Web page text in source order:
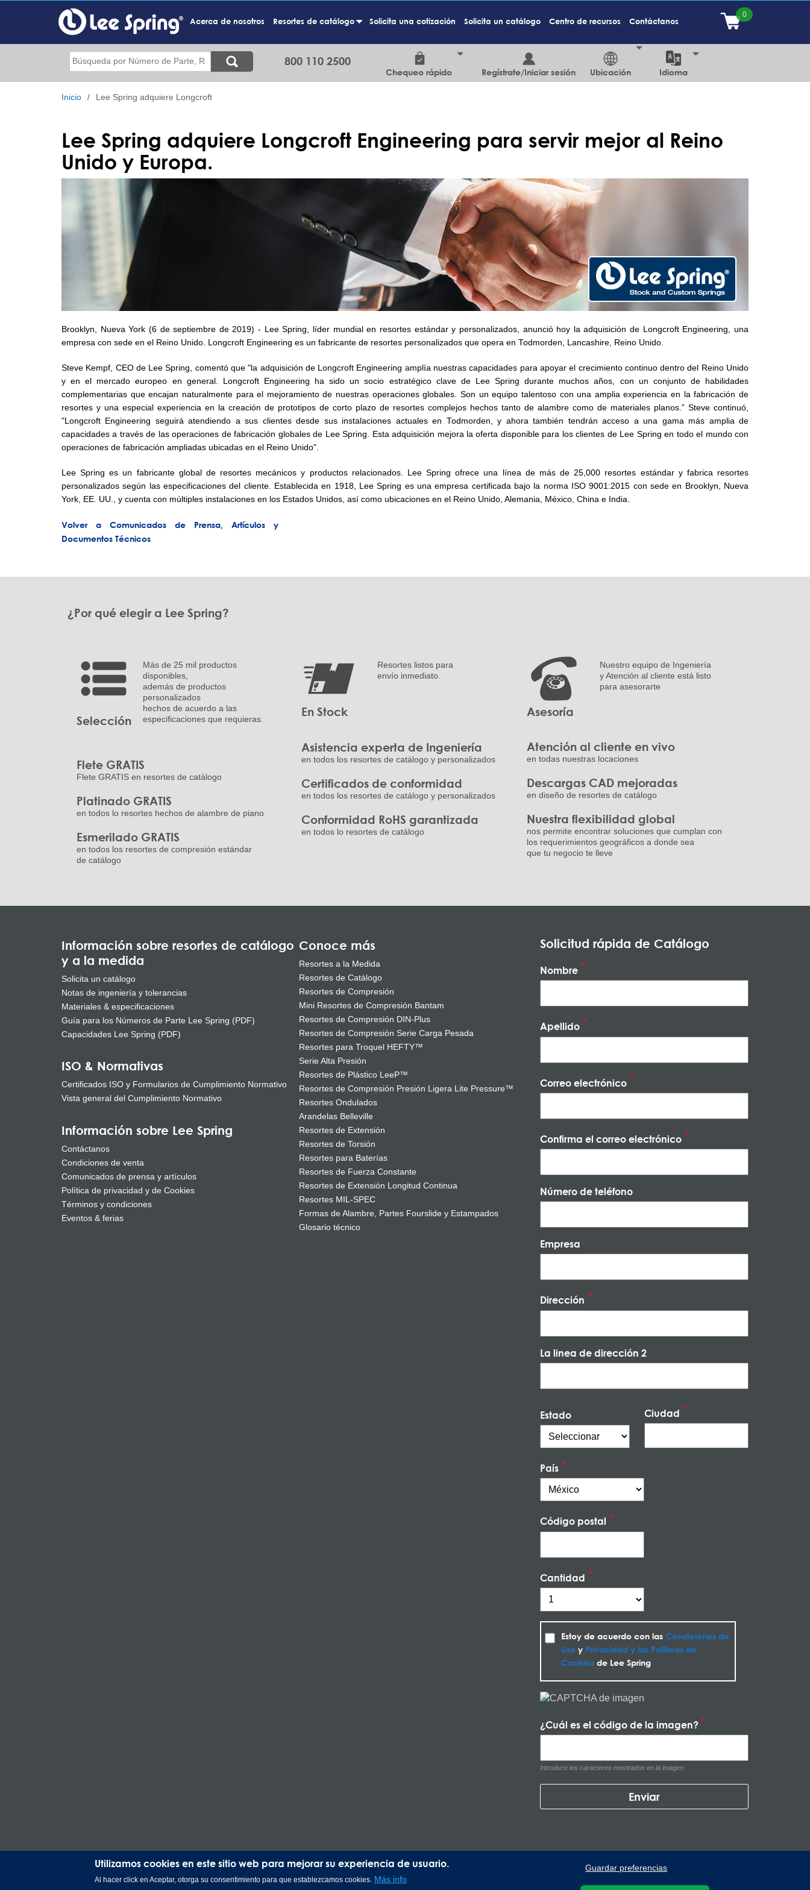
Utilizamos cookies en este sitio web para mejorar su experiencia de usuario.
Al hacer click en Aceptar, otorga su consentimiento para que establezcamos cookies. Más info
Guardar preferencias
principal
Acerca de nosotros Resortes de catálogo Solicita una cotización Solicita un catálogo Centro de recursos Contáctanos
Buscar 800 110 2500
Chequeo rápido Regístrate/Iniciar sesión Ubicación Idioma
Inicio Lee Spring adquiere Longcroft
Lee Spring adquiere Longcroft Engineering para servir mejor al Reino
Unido y Europa.
Brooklyn, Nueva York (6 de septiembre de 2019) - Lee Spring, líder mundial en resortes estándar y personalizados, anunció hoy la adquisición de Longcroft Engineering, una
empresa con sede en el Reino Unido. Longcroft Engineering es un fabricante de resortes personalizados que opera en Todmorden, Lancashire, Reino Unido.
Steve Kempf, CEO de Lee Spring, comentó que "la adquisición de Longcroft Engineering amplía nuestras capacidades para apoyar el crecimiento continuo dentro del Reino Unido
y en el mercado europeo en general. Longcroft Engineering ha sido un socio estratégico clave de Lee Spring durante muchos años, con un conjunto de habilidades
complementarias que encajan naturalmente para el mejoramiento de nuestras operaciones globales. Son un equipo talentoso con una amplia experiencia en la fabricación de
resortes y una especial experiencia en la creación de prototipos de corto plazo de resortes complejos hechos tanto de alambre como de materiales planos.” Steve continuó,
"Longcroft Engineering seguirá atendiendo a sus clientes desde sus instalaciones actuales en Todmorden, y ahora también tendrán acceso a una gama más amplia de
capacidades a través de las operaciones de fabricación globales de Lee Spring. Esta adquisición mejora la oferta disponible para los clientes de Lee Spring en todo el mundo con
operaciones de fabricación ampliadas ubicadas en el Reino Unido".
Lee Spring es un fabricante global de resortes mecánicos y productos relacionados. Lee Spring ofrece una línea de más de 25,000 resortes estándar y fabrica resortes
personalizados según las especificaciones del cliente. Establecida en 1918, Lee Spring es una empresa certificada bajo la norma ISO 9001:2015 con sede en Brooklyn, Nueva
York, EE. UU., y cuenta con múltiples instalaciones en los Estados Unidos, así como ubicaciones en el Reino Unido, Alemania, México, China e India.
Volver a Comunicados de Prensa, Artículos y
Documentos Técnicos
¿Por qué elegir a Lee Spring?
Selección
Más de 25 mil productos
disponibles,
además de productos
personalizados
hechos de acuerdo a las
especificaciones que requieras.
Flete GRATIS
Flete GRATIS en resortes de catálogo
Platinado GRATIS
en todos lo resortes hechos de alambre de piano
Esmerilado GRATIS
en todos los resortes de compresión estándar
de catálogo
En Stock
Resortes listos para
envío inmediato.
Asistencia experta de Ingeniería
en todos los resortes de catálogo y personalizados
Certificados de conformidad
en todos los resortes de catálogo y personalizados
Conformidad RoHS garantizada
en todos lo resortes de catálogo
Asesoría
Nuestro equipo de Ingeniería
y Atención al cliente está listo
para asesorarte
Atención al cliente en vivo
en todas nuestras locaciones
Descargas CAD mejoradas
en diseño de resortes de catálogo
Nuestra flexibilidad global
nos permite encontrar soluciones que cumplan con
los requerimientos geográficos a donde sea
que tu negocio te lleve
Información sobre resortes de catálogo
y a la medida
Solicita un catálogo
Notas de ingeniería y tolerancias
Materiales & especificaciones
Guía para los Números de Parte Lee Spring (PDF)
Capacidades Lee Spring (PDF)
Conoce más
Resortes a la Medida
Resortes de Catálogo
Resortes de Compresión
Mini Resortes de Compresión Bantam
Resortes de Compresión DIN-Plus
Resortes de Compresión Serie Carga Pesada
Resortes para Troquel HEFTY™
Serie Alta Presión
Resortes de Plástico LeeP™
Resortes de Compresión Presión Ligera Lite Pressure™
Resortes Ondulados
Arandelas Belleville
Resortes de Extensión
Resortes de Torsión
Resortes para Baterías
Resortes de Fuerza Constante
Resortes de Extensión Longitud Continua
Resortes MIL-SPEC
Formas de Alambre, Partes Fourslide y Estampados
Glosario técnico
ISO & Normativas
Certificados ISO y Formularios de Cumplimiento Normativo
Vista general del Cumplimiento Normativo
Información sobre Lee Spring
Contáctanos
Condiciones de venta
Comunicados de prensa y artículos
Política de privacidad y de Cookies
Términos y condiciones
Eventos & ferias
Solicitud rápida de Catálogo
Nombre
Apellido
Correo electrónico
Confirma el correo electrónico
Número de teléfono
Empresa
Dirección
La linea de dirección 2
Estado Ciudad
País
Código postal
Cantidad
Estoy de acuerdo con lasCondiciones de
Uso y Privacidad y las Políticas de
Cookies de Lee Spring
¿Cuál es el código de la imagen?
Introduce los caracteres mostrados en la imagen.